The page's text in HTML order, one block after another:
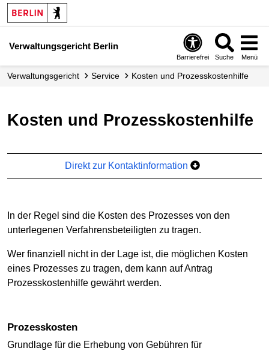
Verwaltungsgericht Berlin
Barrierefrei Suche Menü
Verwaltungs­gericht Service Kosten und Prozess­kostenhilfe
Kosten und Prozesskostenhilfe
Direkt zur Kontaktinformation
In der Regel sind die Kosten des Prozesses von den
unterlegenen Verfahrensbeteiligten zu tragen.
Wer finanziell nicht in der Lage ist, die möglichen Kosten
eines Prozesses zu tragen, dem kann auf Antrag
Prozesskostenhilfe gewährt werden.
Prozesskosten
Grundlage für die Erhebung von Gebühren für